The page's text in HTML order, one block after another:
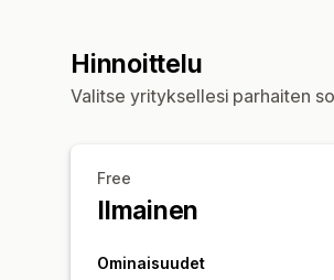
Hinnoittelu
Valitse yrityksellesi parhaiten
Free
Ilmainen
Ominaisuudet